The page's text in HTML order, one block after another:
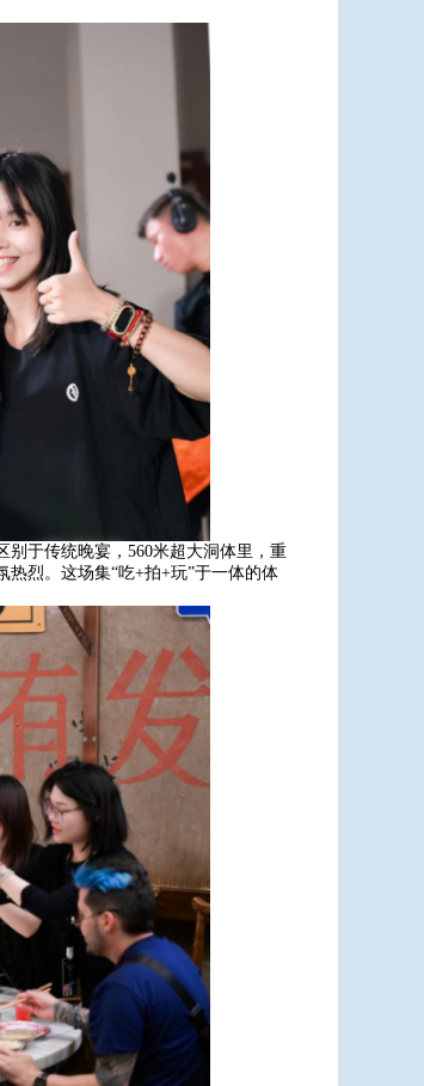
于传统晚宴，560米超大洞体里，重
烈。这场集“吃+拍+玩”于一体的体